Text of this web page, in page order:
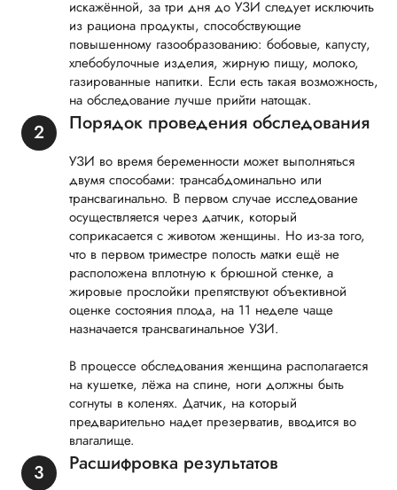
искажённой, за три дня до УЗИ следует исключить
из рациона продукты, способствующие
повышенному газообразованию: бобовые, капусту,
хлебобулочные изделия, жирную пищу, молоко,
газированные напитки. Если есть такая возможность,
на обследование лучше прийти натощак.
Порядок проведения обследования
УЗИ во время беременности может выполняться
двумя способами: трансабдоминально или
трансвагинально. В первом случае исследование
осуществляется через датчик, который
соприкасается с животом женщины. Но из-за того,
что в первом триместре полость матки ещё не
расположена вплотную к брюшной стенке, а
жировые прослойки препятствуют объективной
оценке состояния плода, на 11 неделе чаще
назначается трансвагинальное УЗИ.
В процессе обследования женщина располагается
на кушетке, лёжа на спине, ноги должны быть
согнуты в коленях. Датчик, на который
предварительно надет презерватив, вводится во
влагалище.
Расшифровка результатов